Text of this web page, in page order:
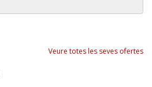
Veure totes les seves ofertes